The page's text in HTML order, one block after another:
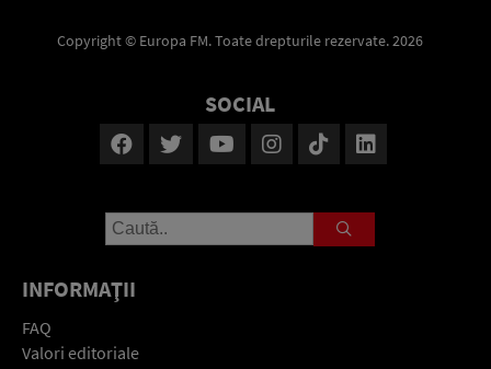
Copyright © Europa FM. Toate drepturile rezervate. 2026
SOCIAL
INFORMAŢII
FAQ
Valori editoriale